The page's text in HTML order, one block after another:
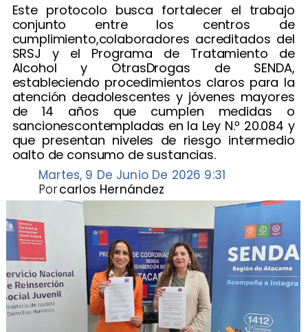
​Este protocolo busca fortalecer el trabajo
conjunto entre los centros de
cumplimiento,colaboradores acreditados del
SRSJ y el Programa de Tratamiento de
Alcohol y OtrasDrogas de SENDA,
estableciendo procedimientos claros para la
atención deadolescentes y jóvenes mayores
de 14 años que cumplen medidas o
sancionescontempladas en la Ley N.º 20.084 y
que presentan niveles de riesgo intermedio
oalto de consumo de sustancias.
Martes, 9 De Junio De 2026 9:31
carlos Hernández
Por